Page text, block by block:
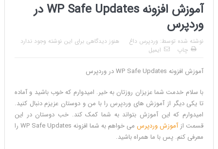
آموزش افزونه WP Safe Updates در
وردپرس
نوشته شده توسط: وردپرس داغ
هنوز دیدگاهی برای این نوشته وجود ندارد
چاپ
ایمیل
آموزش افزونه WP Safe Updates در وردپرس
با سلام خدمت شما عزیزان روزتان به خیر. امیدوارم که خوب باشید و آماده
تا یکی دیگر از آموزش های وردپرس را با من و دوستان عزیزم دنبال کنید.
امیدوارم که این آموزش بتواند به شما کمک کند. خب دوستان در این
قسمت ازآموزش وردپرس
می خواهم به شما افزونه WP Safe Updates را
معرفی کنم. پس با ما همراه باشید.